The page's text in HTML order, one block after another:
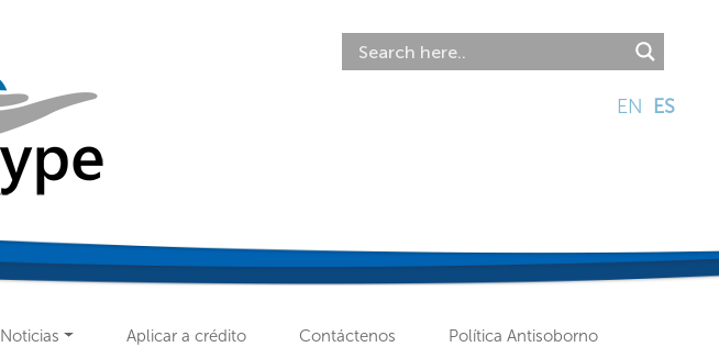
EN ES
Noticias Aplicar a crédito Contáctenos Política Antisoborno